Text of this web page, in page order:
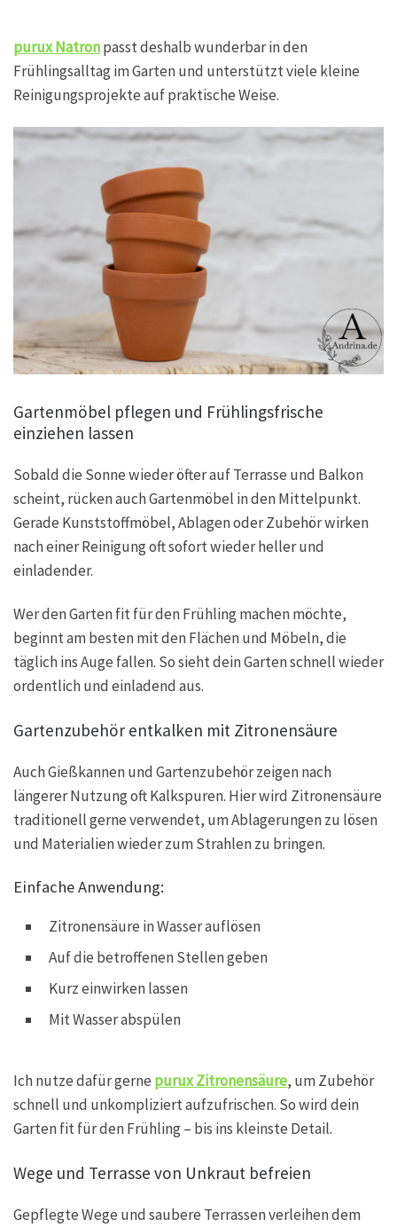
purux Natronpasst deshalb wunderbar in den
Frühlingsalltag im Garten und unterstützt viele kleine
Reinigungsprojekte auf praktische Weise.
Gartenmöbel pflegen und Frühlingsfrische
einziehen lassen
Sobald die Sonne wieder öfter auf Terrasse und Balkon
scheint, rücken auch Gartenmöbel in den Mittelpunkt.
Gerade Kunststoffmöbel, Ablagen oder Zubehör wirken
nach einer Reinigung oft sofort wieder heller und
einladender.
Wer den Garten fit für den Frühling machen möchte,
beginnt am besten mit den Flächen und Möbeln, die
täglich ins Auge fallen. So sieht dein Garten schnell wieder
ordentlich und einladend aus.
Gartenzubehör entkalken mit Zitronensäure
Auch Gießkannen und Gartenzubehör zeigen nach
längerer Nutzung oft Kalkspuren. Hier wird Zitronensäure
traditionell gerne verwendet, um Ablagerungen zu lösen
und Materialien wieder zum Strahlen zu bringen.
Einfache Anwendung:
Zitronensäure in Wasser auflösen
Auf die betroffenen Stellen geben
Kurz einwirken lassen
Mit Wasser abspülen
Ich nutze dafür gernepurux Zitronensäure, um Zubehör
schnell und unkompliziert aufzufrischen. So wird dein
Garten fit für den Frühling – bis ins kleinste Detail.
Wege und Terrasse von Unkraut befreien
Gepflegte Wege und saubere Terrassen verleihen dem